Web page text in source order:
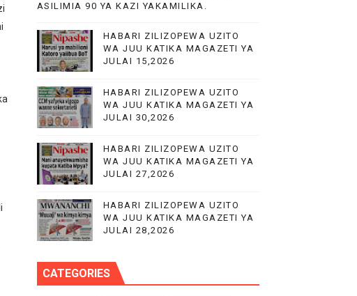
LONDO NANE NANE
ASILIMIA 90 YA KAZI YAKAMILIKA.
HABARI ZILIZOPEWA UZITO
WA JUU KATIKA MAGAZETI YA
JULAI 15,2026
HABARI ZILIZOPEWA UZITO
WA JUU KATIKA MAGAZETI YA
JULAI 30,2026
HABARI ZILIZOPEWA UZITO
WA JUU KATIKA MAGAZETI YA
JULAI 27,2026
HABARI ZILIZOPEWA UZITO
WA JUU KATIKA MAGAZETI YA
JULAI 28,2026
CATEGORIES